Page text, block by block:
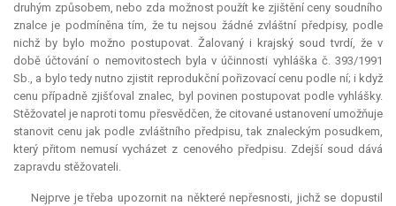
druhým způsobem, nebo zda možnost použít ke zjištění ceny soudního
znalce je podmíněna tím, že tu nejsou žádné zvláštní předpisy, podle
nichž by bylo možno postupovat. Žalovaný i krajský soud tvrdí, že v
době účtování o nemovitostech byla v účinnosti vyhláška č. 393/1991
Sb., a bylo tedy nutno zjistit reprodukční pořizovací cenu podle ní; i když
cenu případně zjišťoval znalec, byl povinen postupovat podle vyhlášky.
Stěžovatel je naproti tomu přesvědčen, že citované ustanovení umožňuje
stanovit cenu jak podle zvláštního předpisu, tak znaleckým posudkem,
který přitom nemusí vycházet z cenového předpisu. Zdejší soud dává
zapravdu stěžovateli.
Nejprve je třeba upozornit na některé nepřesnosti, jichž se dopustil